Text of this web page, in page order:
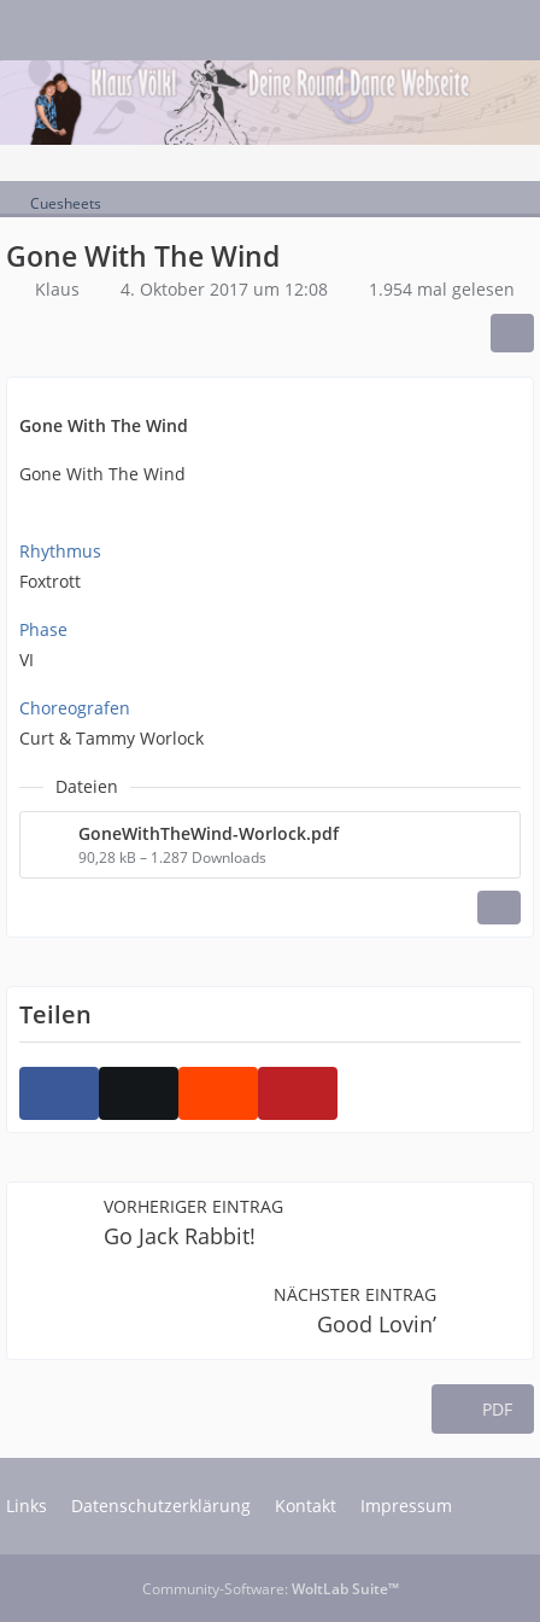
Cuesheets
Gone With The Wind
Klaus 4. Oktober 2017 um 12:08 1.954 mal gelesen
Gone With The Wind
Gone With The Wind
Rhythmus
Foxtrott
Phase
VI
Choreografen
Curt & Tammy Worlock
Dateien
GoneWithTheWind-Worlock.pdf
90,28 kB – 1.287 Downloads
Teilen
VORHERIGER EINTRAG
Go Jack Rabbit!
NÄCHSTER EINTRAG
Good Lovin’
PDF
Links Datenschutzerklärung Kontakt Impressum
Community-Software: WoltLab Suite™